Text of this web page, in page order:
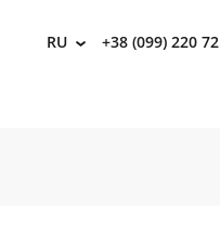
RU › +38 (099) 220